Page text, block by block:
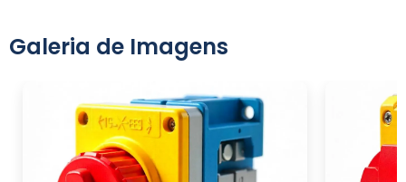
Galeria de Imagens